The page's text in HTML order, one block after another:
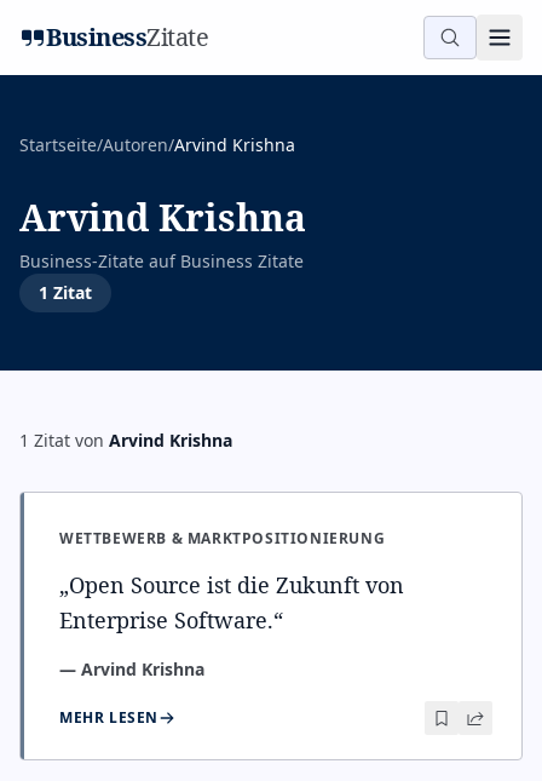
BusinessZitate
Startseite/Autoren/Arvind Krishna
Arvind Krishna
Business-Zitate auf Business Zitate
1 Zitat
1 Zitat von Arvind Krishna
WETTBEWERB & MARKTPOSITIONIERUNG
„Open Source ist die Zukunft von
Enterprise Software.“
— Arvind Krishna
MEHR LESEN